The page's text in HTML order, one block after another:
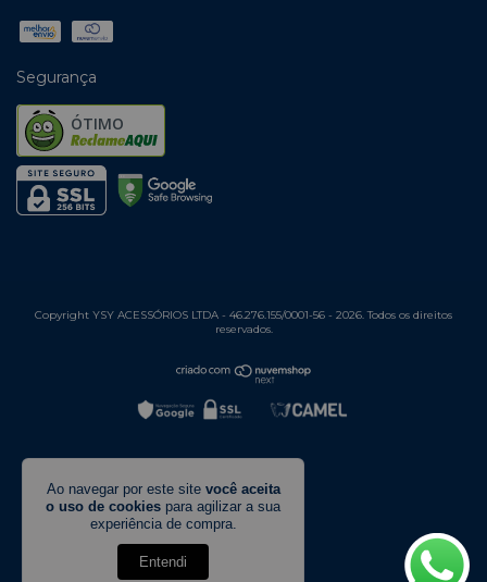
Ao navegar por este site você aceita
o uso de cookies para agilizar a sua
experiência de compra.
Entendi
Segurança
ÓTIMO
Copyright YSY ACESSÓRIOS LTDA - 46.276.155/0001-56 - 2026. Todos os direitos
reservados.